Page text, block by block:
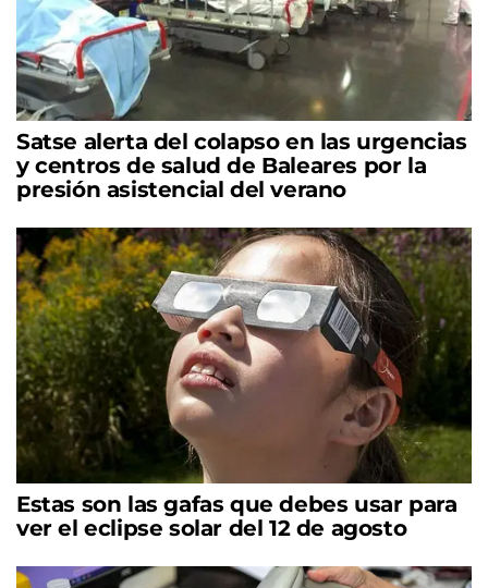
Satse alerta del colapso en las urgencias
y centros de salud de Baleares por la
presión asistencial del verano
Estas son las gafas que debes usar para
ver el eclipse solar del 12 de agosto